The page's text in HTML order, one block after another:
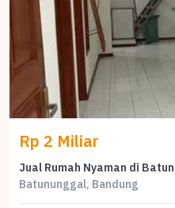
Rp 2 Miliar
Jual Rumah Nyaman di
Batununggal, Bandung